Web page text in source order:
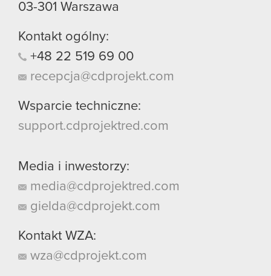
03-301 Warszawa
Kontakt ogólny:
+48 22 519 69 00
recepcja@cdprojekt.com
Wsparcie techniczne:
support.cdprojektred.com
Media i inwestorzy:
media@cdprojektred.com
gielda@cdprojekt.com
Kontakt WZA:
wza@cdprojekt.com